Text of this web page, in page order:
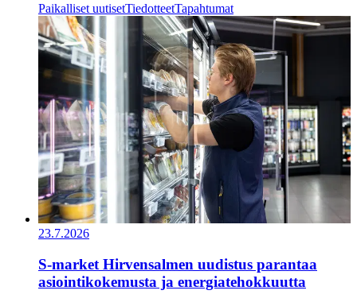
Paikalliset uutisetTiedotteetTapahtumat
23.7.2026
S-market Hirvensalmen uudistus parantaa
asiointikokemusta ja energiatehokkuutta